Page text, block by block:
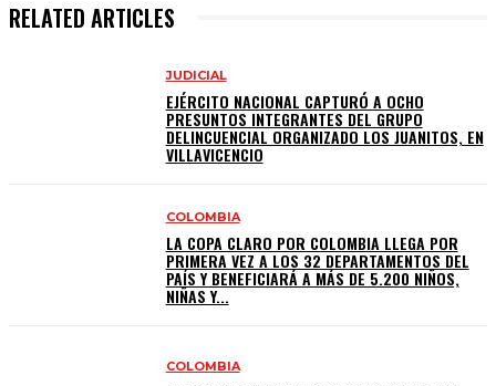
RELATED ARTICLES
JUDICIAL
EJÉRCITO NACIONAL CAPTURÓ A OCHO
PRESUNTOS INTEGRANTES DEL GRUPO
DELINCUENCIAL ORGANIZADO LOS JUANITOS, EN
VILLAVICENCIO
COLOMBIA
LA COPA CLARO POR COLOMBIA LLEGA POR
PRIMERA VEZ A LOS 32 DEPARTAMENTOS DEL
PAÍS Y BENEFICIARÁ A MÁS DE 5.200 NIÑOS,
NIÑAS Y...
COLOMBIA